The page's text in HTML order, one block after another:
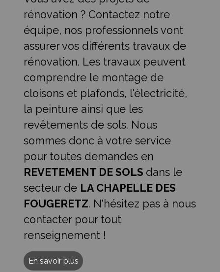
rénovation ? Contactez notre
équipe, nos professionnels vont
assurer vos différents travaux de
rénovation. Les travaux peuvent
comprendre le montage de
cloisons et plafonds, l'électricité,
la peinture ainsi que les
revêtements de sols. Nous
sommes donc à votre service
pour toutes demandes en
REVETEMENT DE SOLS dans le
secteur de LA CHAPELLE DES
FOUGERETZ. N'hésitez pas à nous
contacter pour tout
renseignement !
En savoir plus